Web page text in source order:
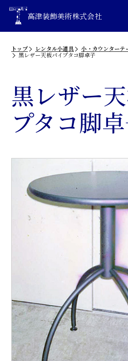
高津装飾美術株式会社
トップ レンタル小道具
小・カウンターテ
黒レザー天板パイプタコ脚卓子
黒レザー
プタコ脚